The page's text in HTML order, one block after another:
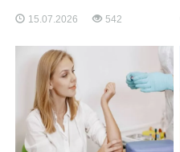
verir ki, bu barədə dietoloq və
nutrisioloq Daniyel Smayli danışıb.
orqanizmdə təbii enerji azalması
baş verir. Buna gör
15.07.2026 542